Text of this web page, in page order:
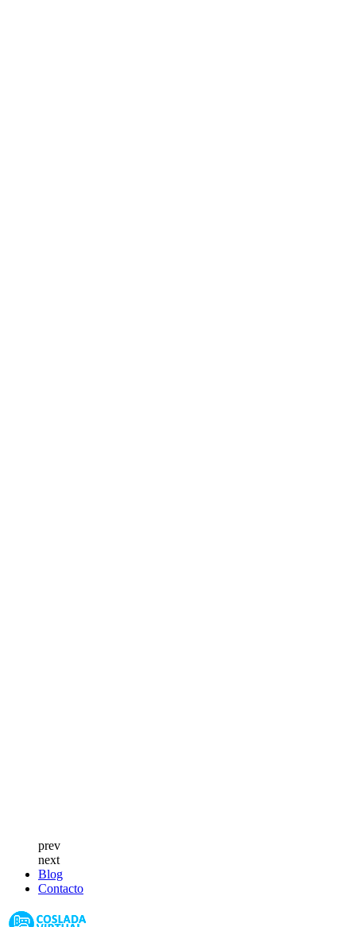
prev
next
Blog
Contacto